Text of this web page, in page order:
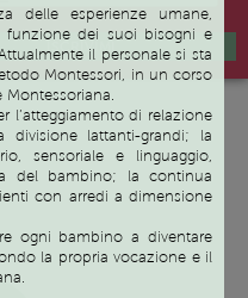
delle esperienze umane,
funzione dei suoi bisogni e
il personale si sta
Montessori, in un corso
l’atteggiamento di relazione
lattanti-grandi; la
sensoriale e linguaggio,
del bambino; la continua
con arredi a dimensione
ogni bambino a diventare
la propria vocazione e il
ISCRIVIMI